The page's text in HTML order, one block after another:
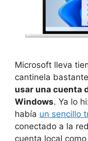
Microsoft lleva
cantinela
usar una cuenta
Windows. Ya lo
había un sencillo
conectado a la
cuenta local